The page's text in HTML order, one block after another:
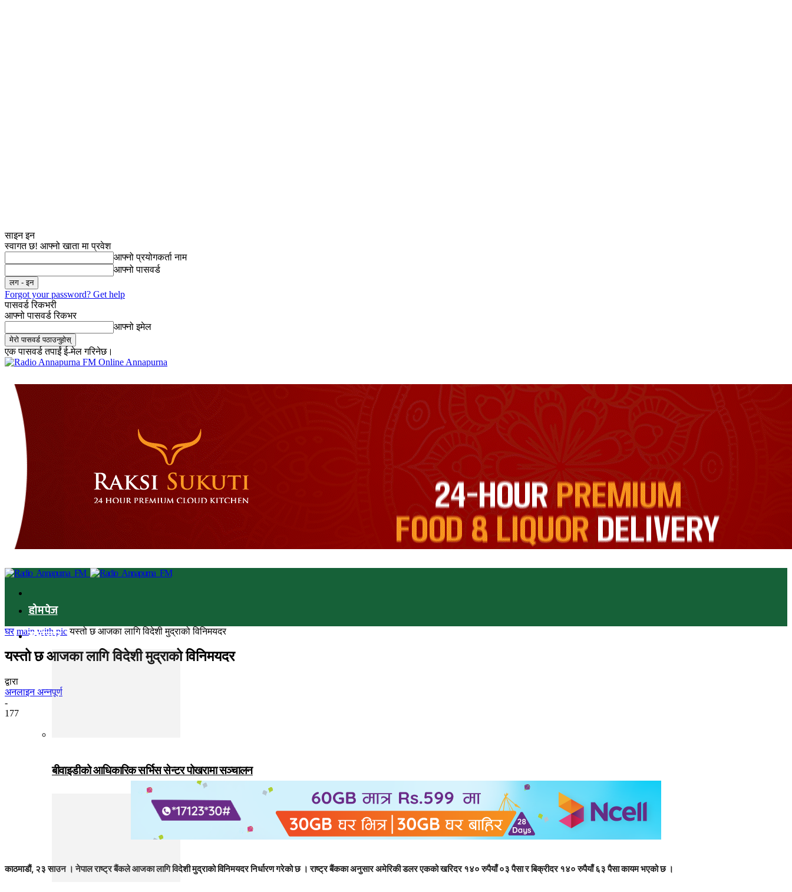
साइन इन
स्वागत छ! आफ्नो खाता मा प्रवेश
आफ्नो प्रयोगकर्ता नाम
आफ्नो पासवर्ड
Forgot your password? Get help
पासवर्ड रिकभरी
आफ्नो पासवर्ड रिकभर
आफ्नो इमेल
एक पासवर्ड तपाईं ई-मेल गरिनेछ।
Online Annapurna
होमपेज
समाचार
बीवाइडीको आधिकारिक सर्भिस सेन्टर पोखरामा सञ्चालन
घर main with pic यस्तो छ आजका लागि विदेशी मुद्राको विनिमयदर
यस्तो छ आजका लागि विदेशी मुद्राको विनिमयदर
द्वारा
अनलाइन अन्नपूर्ण
-
177
काठमाडौं, २३ साउन । नेपाल राष्ट्र बैंकले आजका लागि विदेशी मुद्राको विनिमयदर निर्धारण गरेको छ । राष्ट्र बैंकका अनुसार अमेरिकी डलर एकको खरिदर १४० रुपैयाँ ०३ पैसा र बिक्रीदर १४० रुपैयाँ ६३ पैसा कायम भएको छ ।